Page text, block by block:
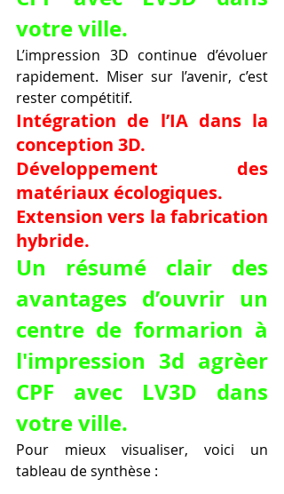
votre ville.
L’impression 3D continue d’évoluer
rapidement. Miser sur l’avenir, c’est
rester compétitif.
Intégration de l’IA dans la
conception 3D.
Développement des
matériaux écologiques.
Extension vers la fabrication
hybride.
Un résumé clair des
avantages d’ouvrir un
centre de formarion à
l'impression 3d agrèer
CPF avec LV3D dans
votre ville.
Pour mieux visualiser, voici un
tableau de synthèse :